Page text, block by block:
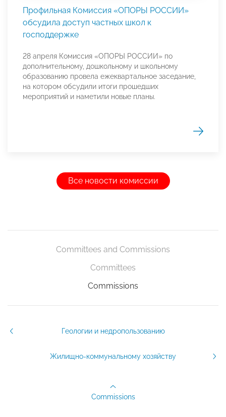
Профильная Комиссия «ОПОРЫ РОССИИ»
обсудила доступ частных школ к
господдержке
28 апреля Комиссия «ОПОРЫ РОССИИ» по
дополнительному, дошкольному и школьному
образованию провела ежеквартальное заседание,
на котором обсудили итоги прошедших
мероприятий и наметили новые планы.
Все новости комиссии
Committees and Commissions
Committees
Commissions
Геологии и недропользованию
Жилищно-коммунальному хозяйству
Commissions